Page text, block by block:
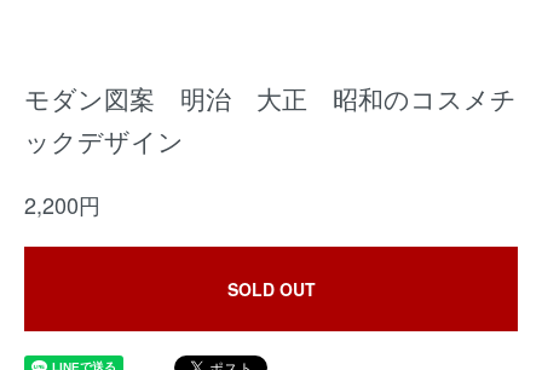
モダン図案 明治 大正 昭和のコスメチ
ックデザイン
2,200円
SOLD OUT